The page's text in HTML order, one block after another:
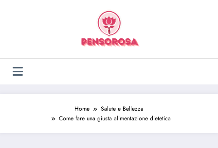
Home
Salute e Bellezza
Come fare una giusta alimentazione dietetica